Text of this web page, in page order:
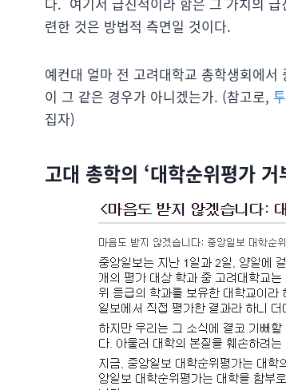
련한 것은 방법적 측면일 것이다.
예컨대 얼마 전 고려대학교 총학생회에
이 그 같은 경우가 아니겠는가. (참고로,
집자)
고대 총학의 ‘대학순위평가 거